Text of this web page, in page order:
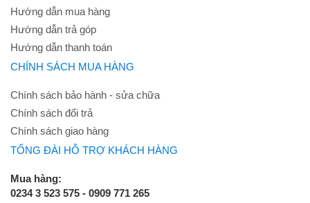
Hướng dẫn mua hàng
Hướng dẫn trả góp
Hướng dẫn thanh toán
CHÍNH SÁCH MUA HÀNG
Chính sách bảo hành - sửa chữa
Chính sách đổi trả
Chính sách giao hàng
TỔNG ĐÀI HỖ TRỢ KHÁCH HÀNG
Mua hàng:
0234 3 523 575 - 0909 771 265